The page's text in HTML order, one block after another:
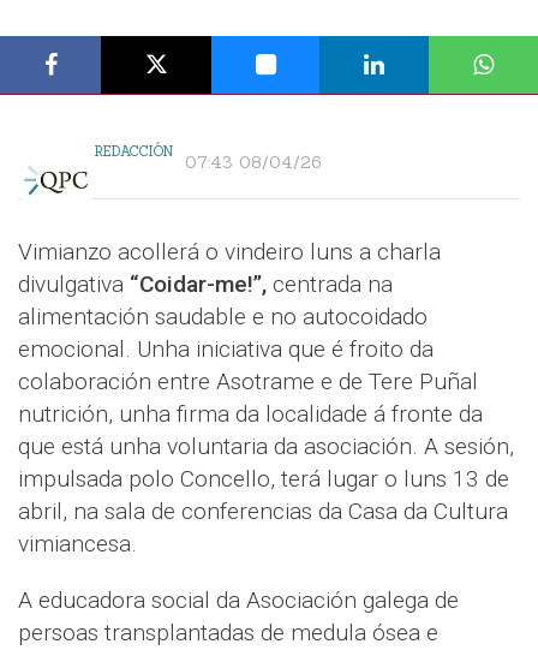
REDACCIÓN 07:43 08/04/26
Vimianzo acollerá o vindeiro luns a charla
divulgativa “Coidar-me!”, centrada na
alimentación saudable e no autocoidado
emocional. Unha iniciativa que é froito da
colaboración entre Asotrame e de Tere Puñal
nutrición, unha firma da localidade á fronte da
que está unha voluntaria da asociación. A sesión,
impulsada polo Concello, terá lugar o luns 13 de
abril, na sala de conferencias da Casa da Cultura
vimiancesa.
A educadora social da Asociación galega de
persoas transplantadas de medula ósea e